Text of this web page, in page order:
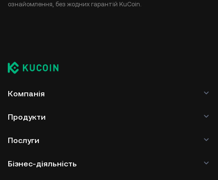
ознайомлення, без жодних гарантій KuCoin.
Компанія
Продукти
Послуги
Бізнес-діяльність